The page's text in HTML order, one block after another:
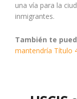
una vía para la
inmigrantes.
También te
mantendría Título